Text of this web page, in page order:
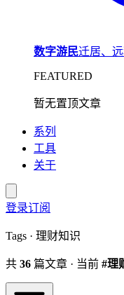
数字游民迁居、
FEATURED
暂无置顶文章
系列
工具
关于
登录订阅
Tags · 理财知识
共 36 篇文章 · 当前 #理